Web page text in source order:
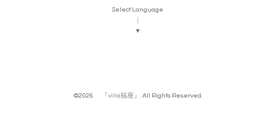
Select Language
▼
©2026 『villa福座』 . All Rights Reserved.